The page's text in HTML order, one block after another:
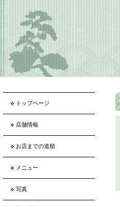
トップページ
店舗情報
お店までの道順
メニュー
写真